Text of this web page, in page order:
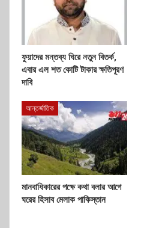
ফুয়াদের মন্তব্য ঘিরে নতুন বিতর্ক,
এবার এল শত কোটি টাকার ক্ষতিপূরণ
দাবি
আন্তর্জাতিক
মানবাধিকারের পক্ষে কথা বলার আগে
ঘরের হিসাব মেলাক পাকিস্তান